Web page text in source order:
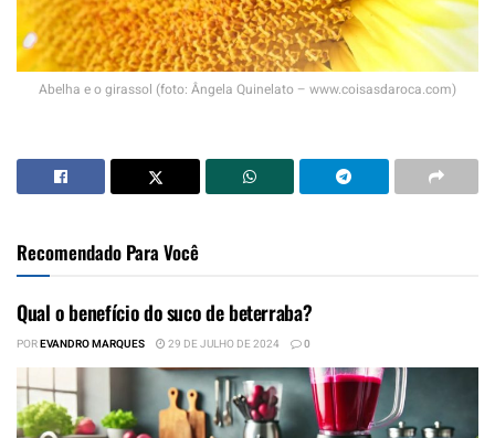
Abelha e o girassol (foto: Ângela Quinelato – www.coisasdaroca.com)
Recomendado Para Você
Qual o benefício do suco de beterraba?
POREVANDRO MARQUES 29 DE JULHO DE 2024 0